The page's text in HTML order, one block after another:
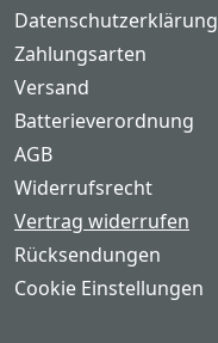
Datenschutzerklärung
Zahlungsarten
Versand
Batterieverordnung
AGB
Widerrufsrecht
Vertrag widerrufen
Rücksendungen
Cookie Einstellungen